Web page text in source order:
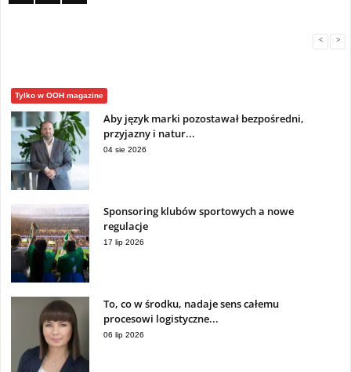
< >
Tylko w OOH magazine
Aby język marki pozostawał bezpośredni,
przyjazny i natur...
04 sie 2026
Sponsoring klubów sportowych a nowe
regulacje
17 lip 2026
To, co w środku, nadaje sens całemu
procesowi logistyczne...
06 lip 2026